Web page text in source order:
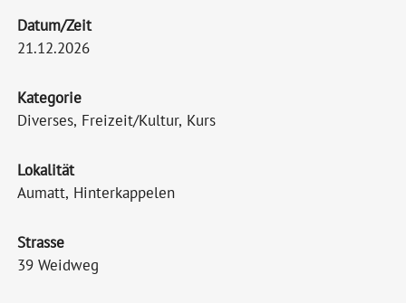
Datum/Zeit
21.12.2026
Kategorie
Diverses, Freizeit/Kultur, Kurs
Lokalität
Aumatt, Hinterkappelen
Strasse
39 Weidweg